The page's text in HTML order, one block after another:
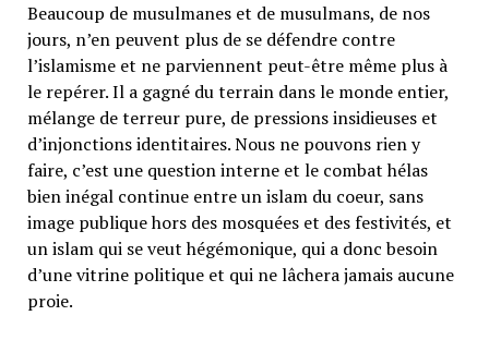
Beaucoup de musulmanes et de musulmans, de nos
jours, n’en peuvent plus de se défendre contre
l’islamisme et ne parviennent peut-être même plus à
le repérer. Il a gagné du terrain dans le monde entier,
mélange de terreur pure, de pressions insidieuses et
d’injonctions identitaires. Nous ne pouvons rien y
faire, c’est une question interne et le combat hélas
bien inégal continue entre un islam du coeur, sans
image publique hors des mosquées et des festivités, et
un islam qui se veut hégémonique, qui a donc besoin
d’une vitrine politique et qui ne lâchera jamais aucune
proie.